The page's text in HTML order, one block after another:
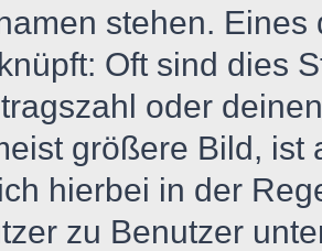
stehen.
Oft sind dies
oder
größere Bild, ist
hierbei in der
zu Benutzer